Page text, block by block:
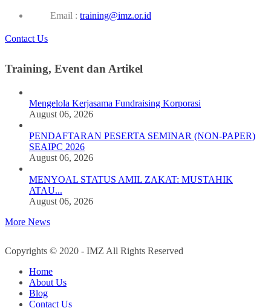
Email : training@imz.or.id
Contact Us
Training, Event dan Artikel
Mengelola Kerjasama Fundraising Korporasi
August 06, 2026
PENDAFTARAN PESERTA SEMINAR (NON-PAPER)
SEAIPC 2026
August 06, 2026
MENYOAL STATUS AMIL ZAKAT: MUSTAHIK
ATAU...
August 06, 2026
More News
Copyrights © 2020 - IMZ All Rights Reserved
Home
About Us
Blog
Contact Us